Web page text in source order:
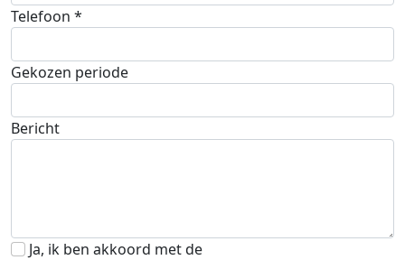
Telefoon *
Gekozen periode
Bericht
Ja, ik ben akkoord met de